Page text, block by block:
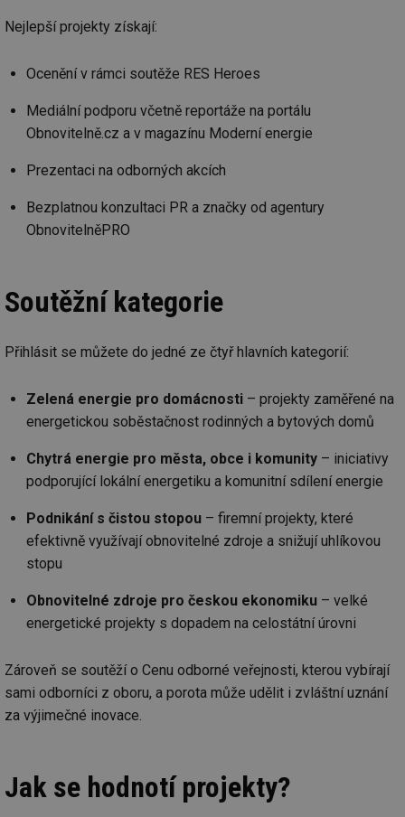
Nejlepší projekty získají:
Ocenění v rámci soutěže RES Heroes
Mediální podporu včetně reportáže na portálu
Obnovitelně.cz a v magazínu Moderní energie
Prezentaci na odborných akcích
Bezplatnou konzultaci PR a značky od agentury
ObnovitelněPRO
Soutěžní kategorie
Přihlásit se můžete do jedné ze čtyř hlavních kategorií:
Zelená energie pro domácnosti – projekty zaměřené na
energetickou soběstačnost rodinných a bytových domů
Chytrá energie pro města, obce i komunity – iniciativy
podporující lokální energetiku a komunitní sdílení energie
Podnikání s čistou stopou – firemní projekty, které
efektivně využívají obnovitelné zdroje a snižují uhlíkovou
stopu
Obnovitelné zdroje pro českou ekonomiku – velké
energetické projekty s dopadem na celostátní úrovni
Zároveň se soutěží o Cenu odborné veřejnosti, kterou vybírají
sami odborníci z oboru, a porota může udělit i zvláštní uznání
za výjimečné inovace.
Jak se hodnotí projekty?